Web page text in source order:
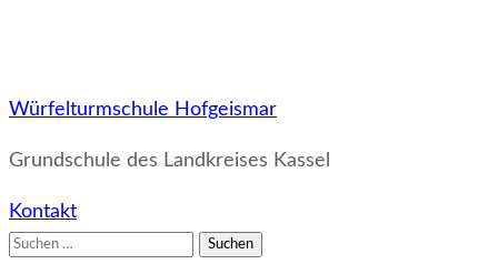
Würfelturmschule Hofgeismar
Grundschule des Landkreises Kassel
Kontakt
Suchen